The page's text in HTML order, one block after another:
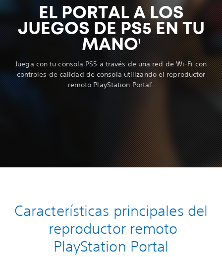
EL PORTAL A LOS
JUEGOS DE PS5 EN TU
MANO1
Juega con tu consola PS5 a través de una red de Wi-Fi con
controles de calidad de consola utilizando el reproductor
remoto PlayStation Portal1 .
Características principales del
reproductor remoto
PlayStation Portal